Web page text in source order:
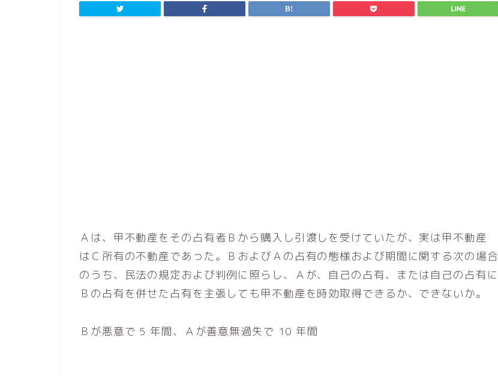
Ａは、甲不動産をその占有者Ｂから購入し引渡しを受けていたが、実は甲不動産
はＣ所有の不動産であった。ＢおよびＡの占有の態様および期間に関する次の場合
のうち、民法の規定および判例に照らし、Ａが、自己の占有、または自己の占有に
Ｂの占有を併せた占有を主張しても甲不動産を時効取得できるか、できないか。
Ｂが悪意で 5 年間、Ａが善意無過失で 10 年間